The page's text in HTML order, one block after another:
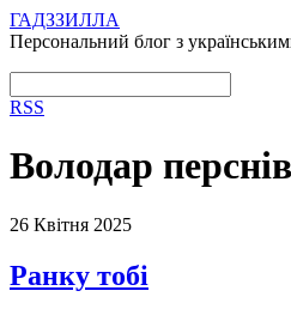
ГАДЗЗИЛЛА
Персональний блог з
RSS
Володар перснів
26 Квітня 2025
Ранку тобі